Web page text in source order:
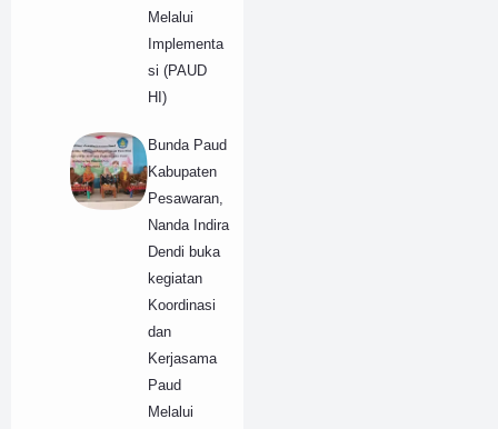
Melalui
Implementa
si (PAUD
HI)
Bunda Paud
Kabupaten
Pesawaran,
Nanda Indira
Dendi buka
kegiatan
Koordinasi
dan
Kerjasama
Paud
Melalui